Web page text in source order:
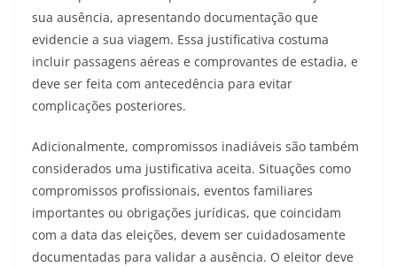
sua ausência, apresentando documentação que
evidencie a sua viagem. Essa justificativa costuma
incluir passagens aéreas e comprovantes de estadia, e
deve ser feita com antecedência para evitar
complicações posteriores.
Adicionalmente, compromissos inadiáveis são também
considerados uma justificativa aceita. Situações como
compromissos profissionais, eventos familiares
importantes ou obrigações jurídicas, que coincidam
com a data das eleições, devem ser cuidadosamente
documentadas para validar a ausência. O eleitor deve